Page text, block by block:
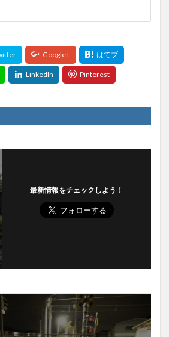
最新情報をチェックしよう！